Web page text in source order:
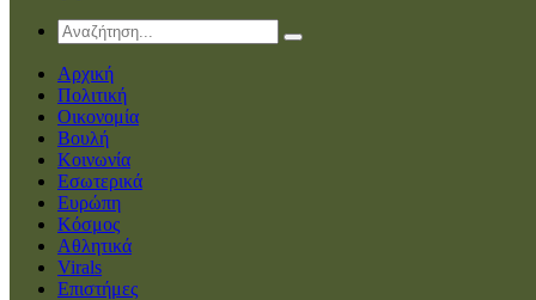
Αρχική
Πολιτική
Οικονομία
Βουλή
Κοινωνία
Εσωτερικά
Ευρώπη
Κόσμος
Αθλητικά
Virals
Επιστήμες